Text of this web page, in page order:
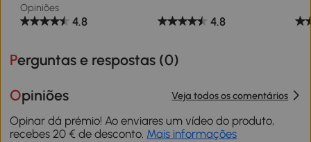
Opiniões
4.8 4.8
Perguntas e respostas (0)
Opiniões Veja todos os comentários
Opinar dá prémio! Ao enviares um vídeo do produto,
recebes 20 € de desconto. Mais informações